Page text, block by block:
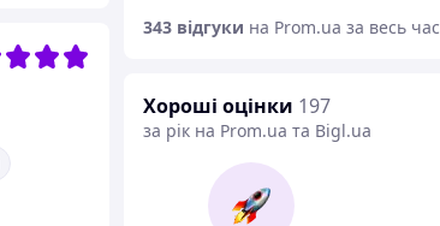
343 відгуки на Prom.ua за весь час
Хороші оцінки 197
за рік на Prom.ua та Bigl.ua